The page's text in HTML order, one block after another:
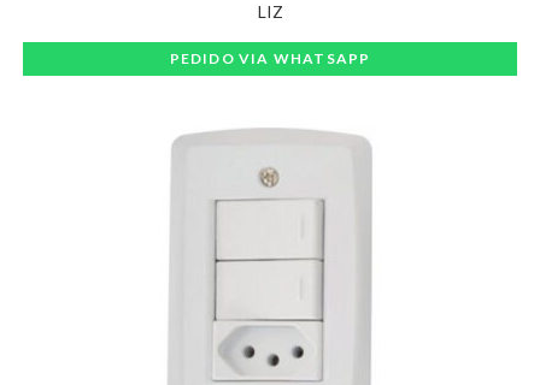
LIZ
PEDIDO VIA WHATSAPP